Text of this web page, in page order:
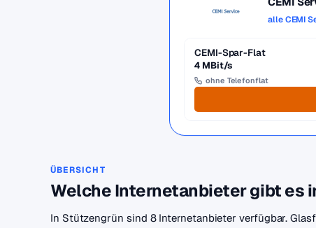
alle CEMI
CEMI-Spar-Flat
4 MBit/s
ohne Telefonflat
ÜBERSICHT
Welche Internetanbieter gibt es
In Stützengrün sind 8 Internetanbieter verfügbar.